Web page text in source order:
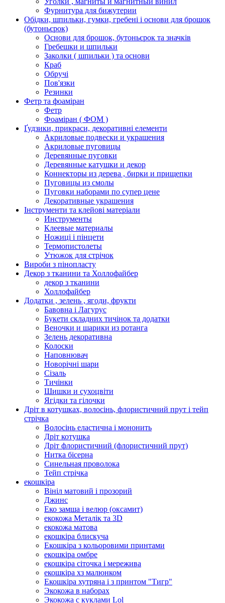
Фурнитура для бижутерии
Обідки, шпильки, гумки, гребені і основи для брошок
(бутоньєрок)
Основи для брошок, бутоньєрок та значків
Гребешки и шпильки
Заколки ( шпильки ) та основи
Краб
Обручі
Пов'язки
Резинки
Фетр та фоаміран
Фетр
Фоаміран ( ФОМ )
Ґудзики, прикраси, декоративні елементи
Акриловые подвески и украшения
Акриловые пуговицы
Деревянные пуговки
Деревянные катушки и декор
Коннекторы из дерева , бирки и прищепки
Пуговицы из смолы
Пуговки наборами по супер цене
Декоративные украшения
Інструменти та клейові матеріали
Инструменты
Клеевые материалы
Ножиці і пінцети
Термопистолеты
Утюжок для стрічок
Вироби з пінопласту
Декор з тканини та Холлофайбер
декор з тканини
Холлофайбер
Додатки , зелень , ягоди, фрукти
Бавовна і Лагурус
Букети складних тичінок та додатки
Веночки и шарики из ротанга
Зелень декоративна
Колоски
Наповнювач
Новорічні шари
Сізаль
Тичінки
Шишки и сухоцвіти
Ягідки та гілочки
Дріт в котушках, волосінь, флористичний прут і тейп
стрічка
Волосінь еластична і мононить
Дріт котушка
Дріт флористичний (флористичний прут)
Нитка бісерна
Синельная проволока
Тейп стрічка
екошкіра
Вініл матовий і прозорий
Джинс
Еко замша і велюр (оксамит)
екокожа Металік та 3D
екокожа матова
екошкіра блискуча
Екошкіра з кольоровими принтами
екошкіра омбре
екошкіра сіточка і мережива
екошкіра хз малюнком
Екошкіра хутряна і з принтом "Тигр"
Экокожа в наборах
Экокожа с куклами Lol